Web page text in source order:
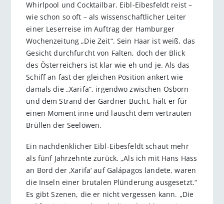
Whirlpool und Cocktailbar. Eibl-Eibesfeldt reist –
wie schon so oft – als wissenschaftlicher Leiter
einer Leserreise im Auftrag der Hamburger
Wochenzeitung „Die Zeit“. Sein Haar ist weiß, das
Gesicht durchfurcht von Falten, doch der Blick
des Österreichers ist klar wie eh und je. Als das
Schiff an fast der gleichen Position ankert wie
damals die „Xarifa“, irgendwo zwischen Osborn
und dem Strand der Gardner-Bucht, hält er für
einen Moment inne und lauscht dem vertrauten
Brüllen der Seelöwen.
Ein nachdenklicher Eibl-Eibesfeldt schaut mehr
als fünf Jahrzehnte zurück. „Als ich mit Hans Hass
an Bord der ‚Xarifa‘ auf Galápagos landete, waren
die Inseln einer brutalen Plünderung ausgesetzt.“
Es gibt Szenen, die er nicht vergessen kann. „Die